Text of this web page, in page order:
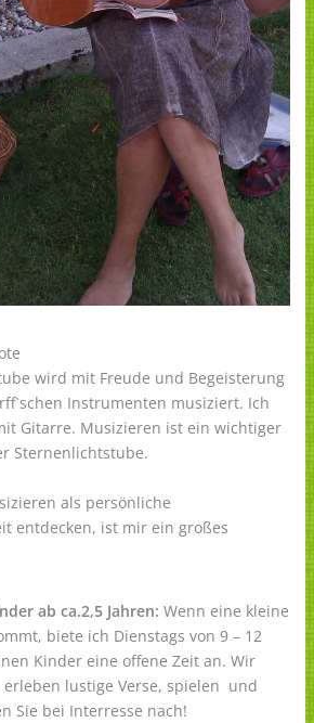
wird mit Freude und Begeisterung
Instrumenten musiziert. Ich
Gitarre. Musizieren ist ein wichtiger
Sternenlichtstube.
als persönliche
entdecken, ist mir ein großes
ab ca.2,5 Jahren: Wenn eine kleine
biete ich Dienstags von 9 – 12
Kinder eine offene Zeit an. Wir
lustige Verse, spielen und
Sie bei Interresse nach!